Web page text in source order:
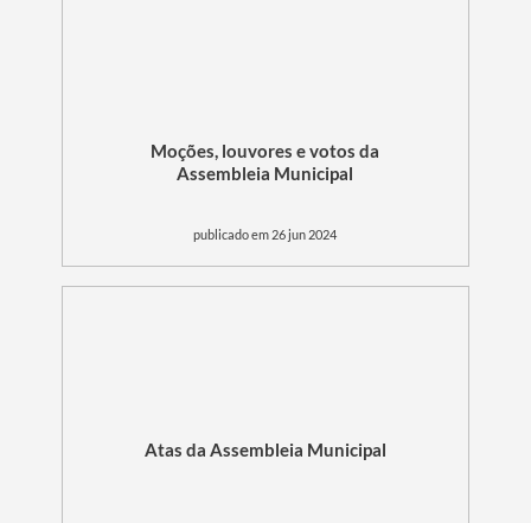
Moções, louvores e votos da
Assembleia Municipal
publicado em 26 jun 2024
Atas da Assembleia Municipal